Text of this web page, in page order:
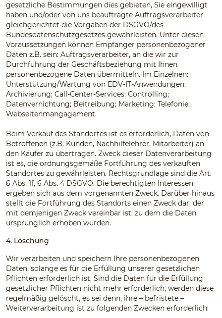
gesetzliche Bestimmungen dies gebieten, Sie eingewilligt
haben und/oder von uns beauftragte Auftragsverarbeiter
gleichgerichtet die Vorgaben der DSGVO/des
Bundesdatenschutzgesetzes gewährleisten. Unter diesen
Voraussetzungen können Empfänger personenbezogener
Daten z.B. sein: Auftragsverarbeiter, an die wir zur
Durchführung der Geschäftsbeziehung mit Ihnen
personenbezogene Daten übermitteln. Im Einzelnen:
Unterstützung/Wartung von EDV-IT-Anwendungen;
Archivierung; Call-Center-Services; Controlling;
Datenvernichtung; Beitreibung; Marketing; Telefonie;
Webseitenmangagement.
Beim Verkauf des Standortes ist es erforderlich, Daten von
Betroffenen (z.B. Kunden, Nachhilfelehrer, Mitarbeiter) an
den Käufer zu übertragen. Zweck dieser Datenverarbeitung
ist es, die ordnungsgemäße Fortführung des verkauften
Standortes zu gewährleisten. Rechtsgrundlage sind die Art.
6 Abs. 1f, 6 Abs. 4 DSGVO. Die berechtigten Interessen
ergeben sich aus dem vorgenannten Zweck. Darüber hinaus
stellt die Fortführung des Standorts einen Zweck dar, der
mit demjenigen Zweck vereinbar ist, zu dem die Daten
ursprünglich erhoben wurden.
4. Löschung
Wir verarbeiten und speichern Ihre personenbezogenen
Daten, solange es für die Erfüllung unserer gesetzlichen
Pflichten erforderlich ist. Sind die Daten für die Erfüllung
gesetzlicher Pflichten nicht mehr erforderlich, werden diese
regelmäßig gelöscht, es sei denn, ihre – befristete –
Weiterverarbeitung ist zu folgenden Zwecken erforderlich: